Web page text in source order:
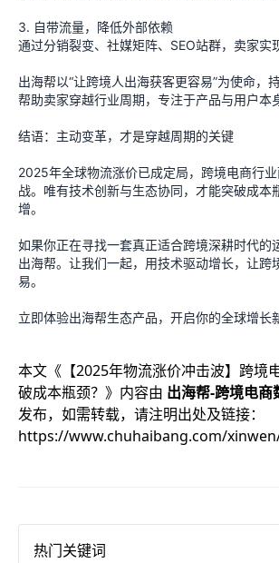
3. 自带流量，降低外部依赖
通过分销裂变、社媒矩阵、SEO站群，卖家实
出海帮以“让跨境人出海获客更容易”为使命，
帮助卖家穿越行业周期，专注于产品与用户本
结语：主动变革，才是穿越周期的关键
2025年全球物流涨价已成定局，跨境电商行
战。唯有技术创新与生态协同，才能突破成本
增。
如果你正在寻找一套真正适合跨境深耕时代的
出海帮。让我们一起，用技术驱动增长，让跨
易。
立即体验出海帮生态产品，开启你的全球增长
本文《 【2025年物流涨价冲击波】跨境
破成本瓶颈？ 》内容由 出海帮-跨境电商
发布，如需转载，请注明出处及链接：
https://www.chuhaibang.com/
热门关键词